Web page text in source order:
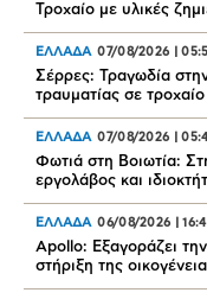
Τροχαίο με υλικές
ΕΛΛΑΔΑ 07/08/2026
Σέρρες: Τραγωδία
τραυματίας σε τροχαίο
ΕΛΛΑΔΑ 07/08/2026
Φωτιά στη Βοιωτία:
εργολάβος και
ΕΛΛΑΔΑ 06/08/2026
Apollo: Εξαγοράζει
στήριξη της